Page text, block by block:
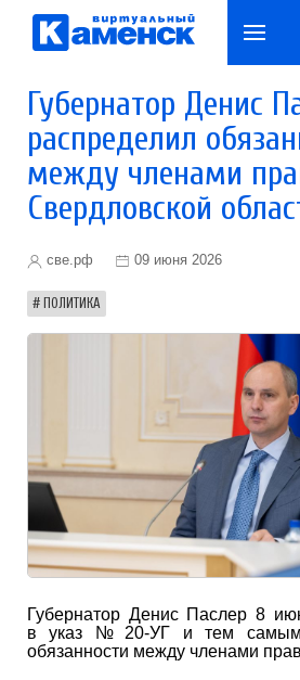
Губернатор Денис
распределил
между членами
Свердловской
све.рф 09 июня 2026
ПОЛИТИКА
Губернатор Денис Паслер 8
в указ № 20-УГ и тем самым
обязанности между членами